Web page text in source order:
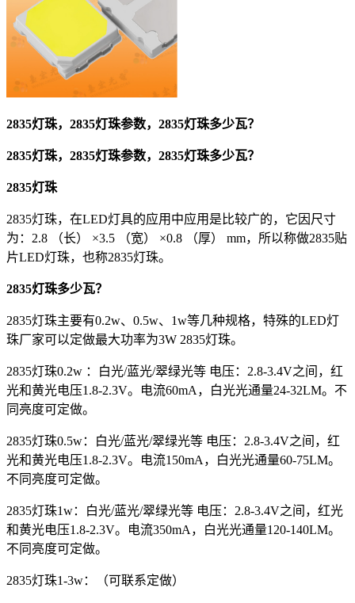
2835灯珠，2835灯珠参数，2835灯珠多少瓦？
2835灯珠，2835灯珠参数，2835灯珠多少瓦？
2835灯珠
2835灯珠，在LED灯具的应用中应用是比较广的，它因尺寸
为：2.8 （长） ×3.5 （宽） ×0.8 （厚） mm，所以称做2835贴
片LED灯珠，也称2835灯珠。
2835灯珠多少瓦？
2835灯珠主要有0.2w、0.5w、1w等几种规格，特殊的LED灯
珠厂家可以定做最大功率为3W 2835灯珠。
2835灯珠0.2w ：白光/蓝光/翠绿光等 电压：2.8-3.4V之间，红
光和黄光电压1.8-2.3V。电流60mA，白光光通量24-32LM。不
同亮度可定做。
2835灯珠0.5w：白光/蓝光/翠绿光等 电压：2.8-3.4V之间，红
光和黄光电压1.8-2.3V。电流150mA，白光光通量60-75LM。
不同亮度可定做。
2835灯珠1w：白光/蓝光/翠绿光等 电压：2.8-3.4V之间，红光
和黄光电压1.8-2.3V。电流350mA，白光光通量120-140LM。
不同亮度可定做。
2835灯珠1-3w：（可联系定做）